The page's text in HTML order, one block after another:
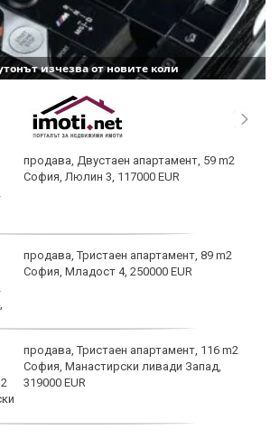
изчезва от новите коли
продава, Двустаен апартамент, 59 m2
София, Люлин 3, 117000 EUR
продава, Тристаен апартамент, 89 m2
София, Младост 4, 250000 EUR
продава, Тристаен апартамент, 116 m2
София, Манастирски ливади Запад,
319000 EUR